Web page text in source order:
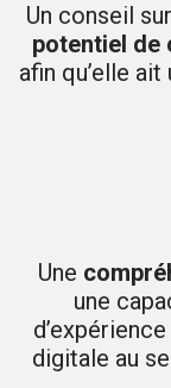
Un conseil
potentiel de
afin qu’elle
Une
une
digitale au